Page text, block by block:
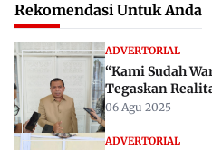
Rekomendasi Untuk Anda
ADVERTORIAL
“Kami Sudah
Tegaskan
06 Agu 2025
ADVERTORIAL